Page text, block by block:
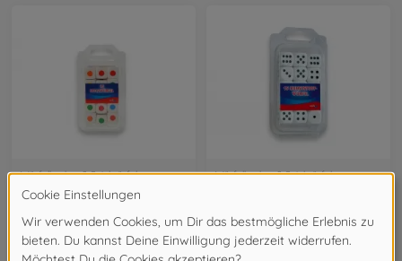
Würfelbecher & Spielwürfel
Farbwürfel "Holz"
4,99 €
Würfelbecher & Spielwürfel
4,99 €